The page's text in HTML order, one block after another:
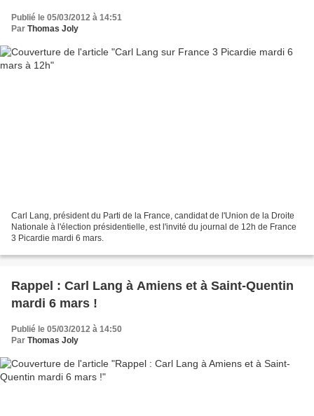
Publié le 05/03/2012 à 14:51
Par Thomas Joly
Carl Lang, président du Parti de la France, candidat de l'Union de la Droite
Nationale à l'élection présidentielle, est l'invité du journal de 12h de France
3 Picardie mardi 6 mars.
Rappel : Carl Lang à Amiens et à Saint-Quentin
mardi 6 mars !
Publié le 05/03/2012 à 14:50
Par Thomas Joly